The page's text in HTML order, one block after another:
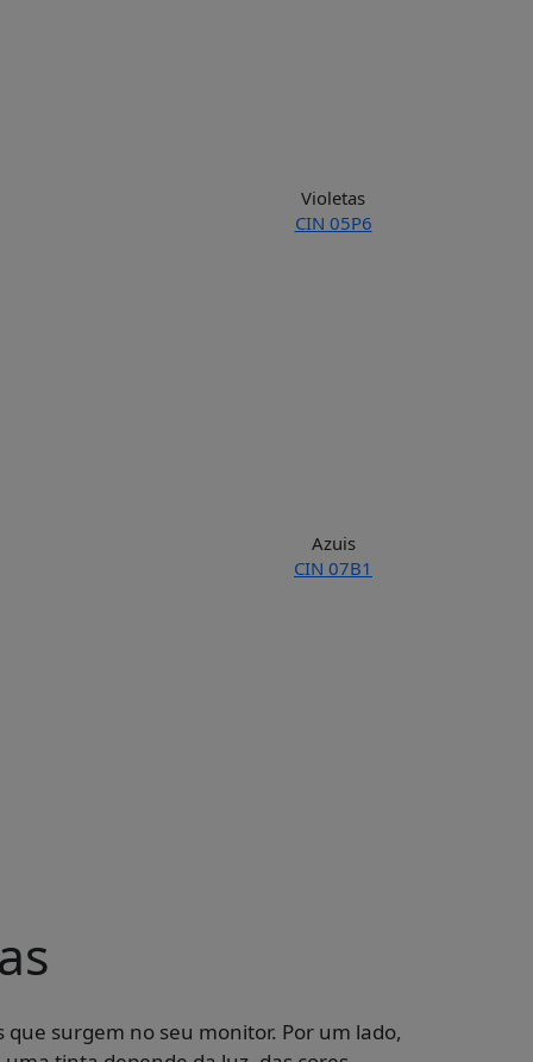
Violetas
CIN 05P6
Azuis
CIN 07B1
surgem no seu monitor. Por um lado,